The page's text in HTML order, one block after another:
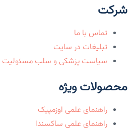
شرکت
تماس با ما
تبلیغات در سایت
سیاست پزشکی و سلب مسئولیت
محصولات ویژه
راهنمای علمی اوزمپیک
راهنمای علمی ساکسندا